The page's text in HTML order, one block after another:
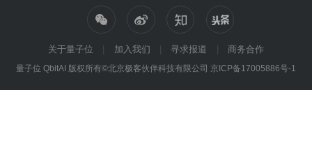
关于量子位 加入我们 寻求报道
商务合作
量子位 QbitAI 版权所有©北京极客伙伴科技有限公司 京ICP备17005886号-1